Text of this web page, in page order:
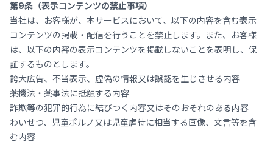
第9条（表示コンテンツの禁止事項）
当社は、お客様が、本サービスにおいて、以下の内容を含む表示
コンテンツの掲載・配信を行うことを禁止します。また、お客様
は、以下の内容の表示コンテンツを掲載しないことを表明し、保
証するものとします。
誇大広告、不当表示、虚偽の情報又は誤認を生じさせる内容
薬機法・薬事法に抵触する内容
詐欺等の犯罪的行為に結びつく内容又はそのおそれのある内容
わいせつ、児童ポルノ又は児童虐待に相当する画像、文言等を含
む内容